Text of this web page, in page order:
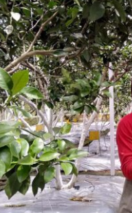
Gresik
READ MORE